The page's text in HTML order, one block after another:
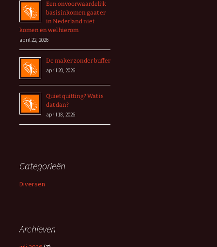
Een onvoorwaardelijk
basisinkomen gaat er
in Nederland niet
komen en wel hierom
april 22, 2026
De maker zonder buffer
april 20, 2026
Quiet quitting? Wat is
dat dan?
april 18, 2026
Categorieën
Diversen
Archieven